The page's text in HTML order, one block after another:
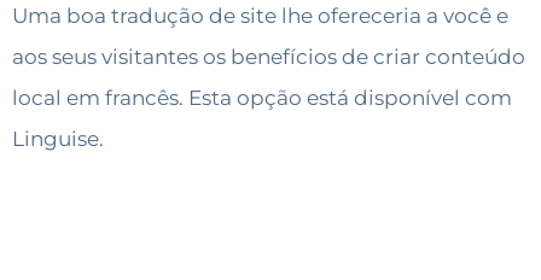
Uma boa tradução de site lhe ofereceria a você e
aos seus visitantes os benefícios de criar conteúdo
local em francês. Esta opção está disponível com
Linguise.